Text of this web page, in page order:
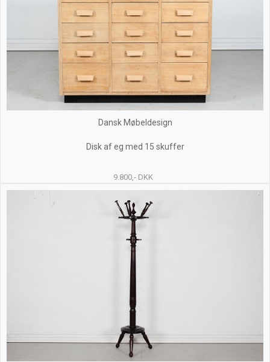
Dansk Møbeldesign
Disk af eg med 15 skuffer
9.800,- DKK